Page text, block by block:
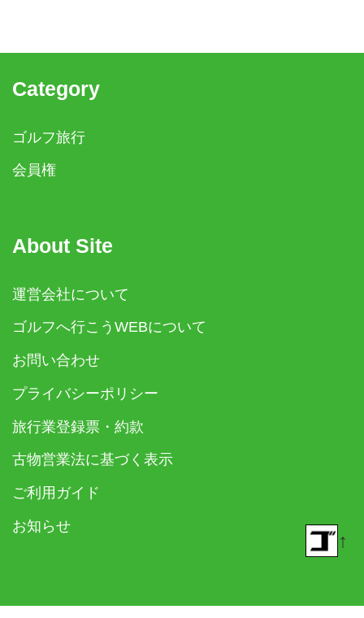
Category
ゴルフ旅行
会員権
About Site
運営会社について
ゴルフへ行こうWEBについて
お問い合わせ
プライバシーポリシー
旅行業登録票・約款
古物営業法に基づく表示
ご利用ガイド
お知らせ
↑